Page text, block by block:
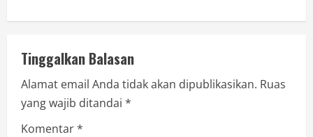
Tinggalkan Balasan
Alamat email Anda tidak akan dipublikasikan. Ruas
yang wajib ditandai *
Komentar*